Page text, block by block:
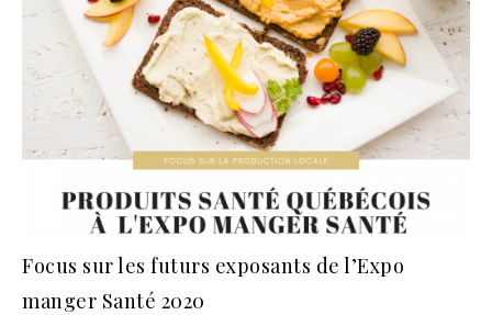
Focus sur les futurs exposants de l’Expo
manger Santé 2020